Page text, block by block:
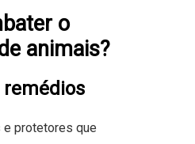
o
animais?
remédios
e protetores que